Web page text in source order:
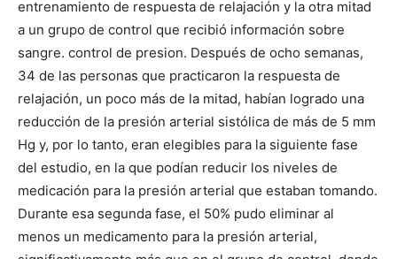
entrenamiento de respuesta de relajación y la otra mitad
a un grupo de control que recibió información sobre
sangre. control de presion. Después de ocho semanas,
34 de las personas que practicaron la respuesta de
relajación, un poco más de la mitad, habían logrado una
reducción de la presión arterial sistólica de más de 5 mm
Hg y, por lo tanto, eran elegibles para la siguiente fase
del estudio, en la que podían reducir los niveles de
medicación para la presión arterial que estaban tomando.
Durante esa segunda fase, el 50% pudo eliminar al
menos un medicamento para la presión arterial,